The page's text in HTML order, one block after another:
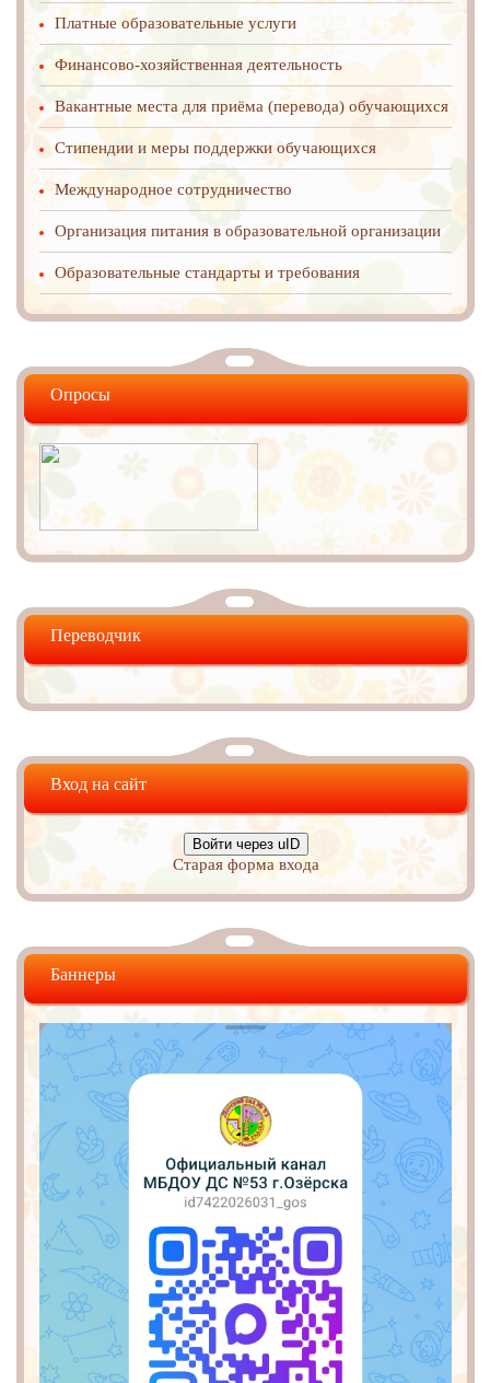
Платные образовательные услуги
Финансово-хозяйственная деятельность
Вакантные места для приёма (перевода) обучающихся
Стипендии и меры поддержки обучающихся
Международное cотрудничество
Организация питания в образовательной организации
Образовательные стандарты и требования
Опросы
Переводчик
Вход на сайт
Войти через uID
Старая форма входа
Баннеры